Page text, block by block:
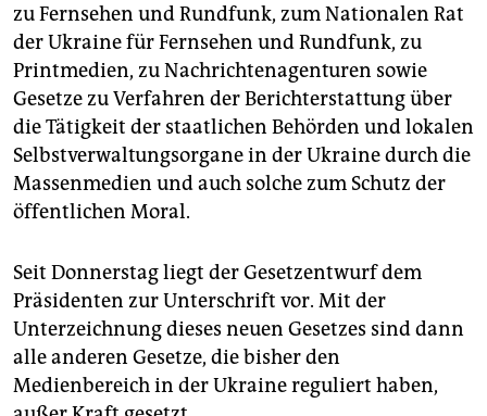
zu Fernsehen und Rundfunk, zum Nationalen Rat
der Ukraine für Fernsehen und Rundfunk, zu
Printmedien, zu Nachrichtenagenturen sowie
Gesetze zu Verfahren der Berichterstattung über
die Tätigkeit der staatlichen Behörden und lokalen
Selbstverwaltungsorgane in der Ukraine durch die
Massenmedien und auch solche zum Schutz der
öffentlichen Moral.
Seit Donnerstag liegt der Gesetzentwurf dem
Präsidenten zur Unterschrift vor. Mit der
Unterzeichnung dieses neuen Gesetzes sind dann
alle anderen Gesetze, die bisher den
Medienbereich in der Ukraine reguliert haben,